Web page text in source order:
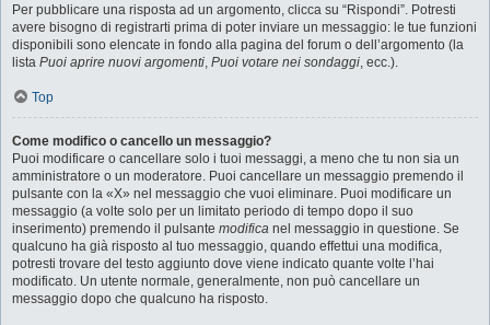
Per pubblicare una risposta ad un argomento, clicca su “Rispondi”. Potresti
avere bisogno di registrarti prima di poter inviare un messaggio: le tue funzioni
disponibili sono elencate in fondo alla pagina del forum o dell’argomento (la
lista Puoi aprire nuovi argomenti, Puoi votare nei sondaggi, ecc.).
Top
Come modifico o cancello un messaggio?
Puoi modificare o cancellare solo i tuoi messaggi, a meno che tu non sia un
amministratore o un moderatore. Puoi cancellare un messaggio premendo il
pulsante con la «X» nel messaggio che vuoi eliminare. Puoi modificare un
messaggio (a volte solo per un limitato periodo di tempo dopo il suo
inserimento) premendo il pulsante modifica nel messaggio in questione. Se
qualcuno ha già risposto al tuo messaggio, quando effettui una modifica,
potresti trovare del testo aggiunto dove viene indicato quante volte l’hai
modificato. Un utente normale, generalmente, non può cancellare un
messaggio dopo che qualcuno ha risposto.